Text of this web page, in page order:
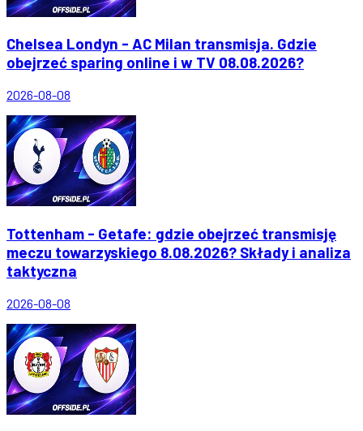
Chelsea Londyn - AC Milan transmisja. Gdzie
obejrzeć sparing online i w TV 08.08.2026?
2026-08-08
Tottenham - Getafe: gdzie obejrzeć transmisję
meczu towarzyskiego 8.08.2026? Składy i analiza
taktyczna
2026-08-08